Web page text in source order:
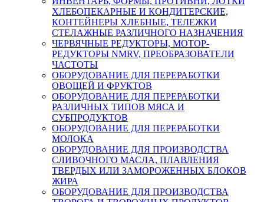
ХЛЕБОПЕКАРНЫЕ И КОНДИТЕРСКИЕ,
КОНТЕЙНЕРЫ ХЛЕБНЫЕ, ТЕЛЕЖКИ
СТЕЛАЖНЫЕ РАЗЛИЧНОГО НАЗНАЧЕНИЯ
ЧЕРВЯЧНЫЕ РЕДУКТОРЫ, МОТОР-
РЕДУКТОРЫ NMRV, ПРЕОБРАЗОВАТЕЛИ
ЧАСТОТЫ
ОБОРУДОВАНИЕ ДЛЯ ПЕРЕРАБОТКИ
ОВОЩЕЙ И ФРУКТОВ
ОБОРУДОВАНИЕ ДЛЯ ПЕРЕРАБОТКИ
РАЗЛИЧНЫХ ТИПОВ МЯСА И
СУБПРОДУКТОВ
ОБОРУДОВАНИЕ ДЛЯ ПЕРЕРАБОТКИ
МОЛОКА
ОБОРУДОВАНИЕ ДЛЯ ПРОИЗВОДСТВА
СЛИВОЧНОГО МАСЛА, ПЛАВЛЕНИЯ
ТВЕРДЫХ ИЛИ ЗАМОРОЖЕННЫХ БЛОКОВ
ЖИРА
ОБОРУДОВАНИЕ ДЛЯ ПРОИЗВОДСТВА